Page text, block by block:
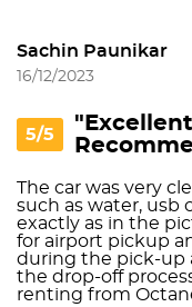
Sachin Paunikar
16/12/2023
5/5
The car was very
such as water, usb
exactly as in the
for airport pickup
during the pick-up
the drop-off
renting from